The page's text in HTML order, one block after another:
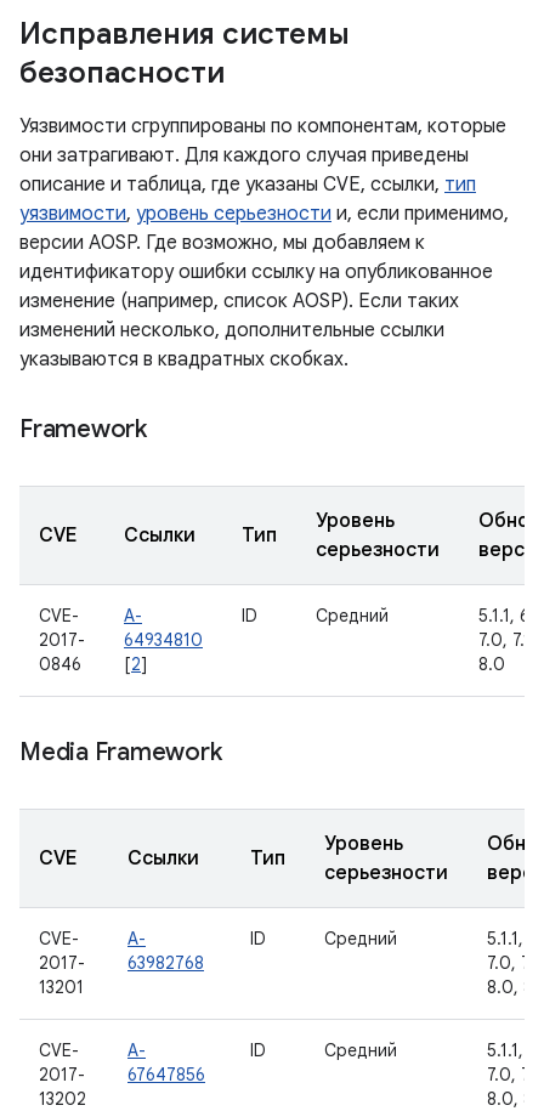
Исправления системы
безопасности
Уязвимости сгруппированы по компонентам, которые
они затрагивают. Для каждого случая приведены
описание и таблица, где указаны CVE, ссылки, тип
уязвимости, уровень серьезности и, если применимо,
версии AOSP. Где возможно, мы добавляем к
идентификатору ошибки ссылку на опубликованное
изменение (например, список AOSP). Если таких
изменений несколько, дополнительные ссылки
указываются в квадратных скобках.
Framework
CVE Ссылки Тип
Уровень
серьезности
CVE-
2017-
0846
A-
64934810
[2]
ID Средний
5.1.1,
7.0,
8.0
Media Framework
CVE Ссылки Тип
Уровень
серьезности
CVE-
2017-
13201
A-
63982768
ID Средний
5.1.1,
7.0,
8.0, 8.1
CVE-
2017-
13202
A-
67647856
ID Средний
5.1.1,
7.0,
8.0, 8.1